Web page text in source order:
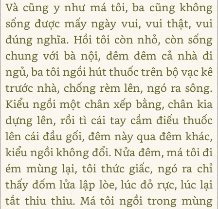
Và cũng y như má tôi, ba cũng không
sống được mấy ngày vui, vui thật, vui
đúng nghĩa. Hồi tôi còn nhỏ, còn sống
chung với bà nội, đêm đêm cả nhà đi
ngủ, ba tôi ngồi hút thuốc trên bộ vạc kê
trước nhà, chống rèm lên, ngó ra sông.
Kiểu ngồi một chân xếp bằng, chân kia
dựng lên, rồi tì cái tay cầm điếu thuốc
lên cái đầu gối, đêm này qua đêm khác,
kiểu ngồi không đổi. Nửa đêm, má tôi đi
ém mùng lại, tôi thức giấc, ngó ra chỉ
thấy đốm lửa lập lòe, lúc đỏ rực, lúc lại
tắt thiu thiu. Má tôi ngồi trong mùng